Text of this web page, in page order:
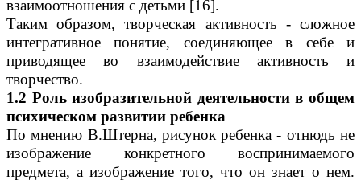
взаимоотношения с детьми [16].
Таким образом, творческая активность - сложное
интегративное понятие, соединяющее в себе и
приводящее во взаимодействие активность и
творчество.
1.2 Роль изобразительной деятельности в общем
психическом развитии ребенка
По мнению В.Штерна, рисунок ребенка - отнюдь не
изображение конкретного воспринимаемого
предмета, а изображение того, что он знает о нем.